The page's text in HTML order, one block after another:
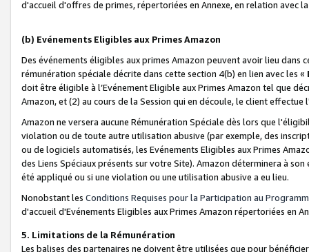
d'accueil d'offres de primes, répertoriées en Annexe, en relation avec
(b) Evénements Eligibles aux Primes Amazon
Des événements éligibles aux primes Amazon peuvent avoir lieu dans
rémunération spéciale décrite dans cette section 4(b) en lien avec les «
doit être éligible à l’Evénement Eligible aux Primes Amazon tel que
Amazon, et (2) au cours de la Session qui en découle, le client
Amazon ne versera aucune Rémunération Spéciale dès lors que
violation ou de toute autre utilisation abusive (par exemple, des
ou de logiciels automatisés, les Evénements Eligibles aux Primes
des Liens Spéciaux présents sur votre Site). Amazon déterminera à
été appliqué ou si une violation ou une utilisation abusive a eu lieu.
Nonobstant les Conditions Requises pour la Participation au
d'accueil d'Evénements Eligibles aux Primes Amazon répertoriées en
5. Limitations de la Rémunération
Les balises des partenaires ne doivent être utilisées que pour